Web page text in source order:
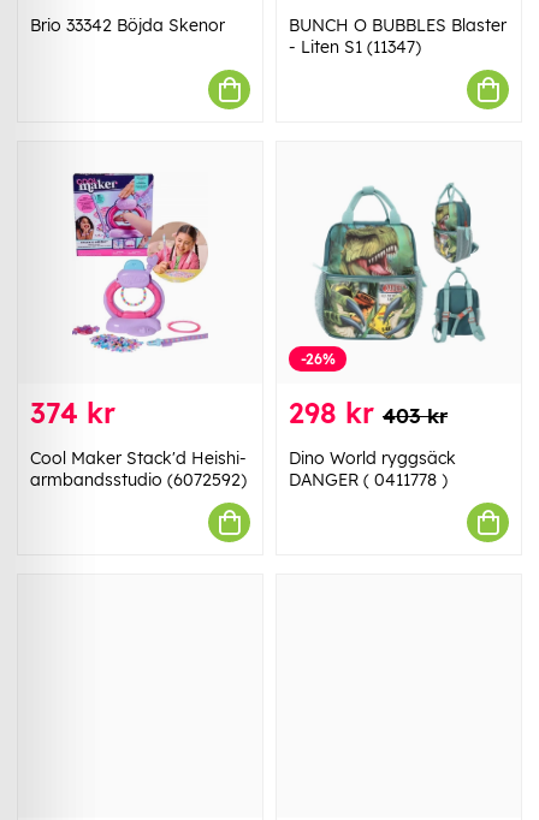
Brio 33342 Böjda Skenor
BUNCH O BUBBLES Blaster
- Liten S1 (11347)
374 kr
Cool Maker Stack'd Heishi-
armbandsstudio (6072592)
-26%
298 kr 403 kr
Dino World ryggsäck
DANGER ( 0411778 )